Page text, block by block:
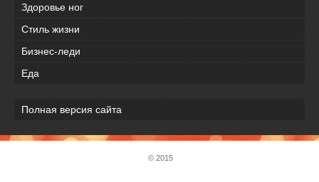
Здоровье ног
Стиль жизни
Бизнес-леди
Еда
Полная версия сайта
© 2015